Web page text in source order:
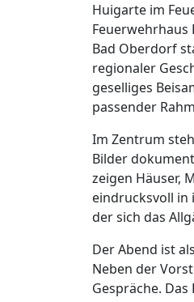
Huigarte im
Feuerwehrhaus
Bad Oberdorf
regionaler
geselliges
passender
Im Zentrum
Bilder
zeigen Häuser,
eindrucksvoll
der sich das
Der Abend ist
Neben der
Gespräche.